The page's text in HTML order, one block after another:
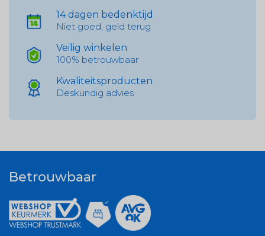
14 dagen bedenktijd
Niet goed, geld terug
Veilig winkelen
100% betrouwbaar
Kwaliteitsproducten
Deskundig advies
Betrouwbaar